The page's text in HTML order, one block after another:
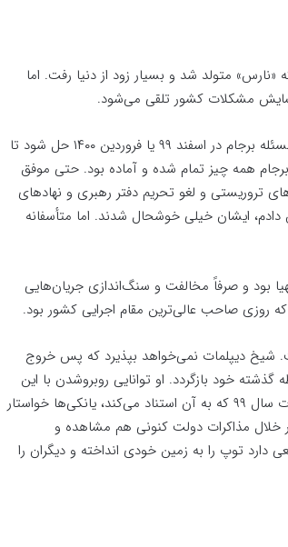
متولد شد و بسیار زود از دنیا رفت. اما
گشایش مشکلات کشور تلقی می‌شود.
او اخیراً در جمع وزرا و مدیران دولت خود گفته:«من امیدوار بودم که مسئله برجام در اسفند ۹۹ یا فروردین ۱۴۰۰ حل شود تا
همه چیز تمام شده و آماده بود. حتی موفق
تروریستی و لغو تحریم دفتر رهبری و نهادهای
ایشان خیلی خوشحال شدند. اما متأسفانه
بود و صرفاً مخالفت و سنگ‌اندازی جریان‌هایی
روزی صاحب عالی‌ترین مقام اجرایی کشور بود.
شیخ دیپلمات نمی‌خواهد بپذیرد که پس خروج
دیگر به نقطه گذشته خود بازگردد. او توانایی روبروشدن با این
مسأله را ندارد که برای آمریکا بازگشتی در کار نبوده و در همان مذاکرات سال ۹۹ که به آن استناد می‌کند، یانکی‌ها خواستار
خلال مذاکرات دولت کنونی هم مشاهده و
دارد توپ را به زمین خودی انداخته و دیگران را